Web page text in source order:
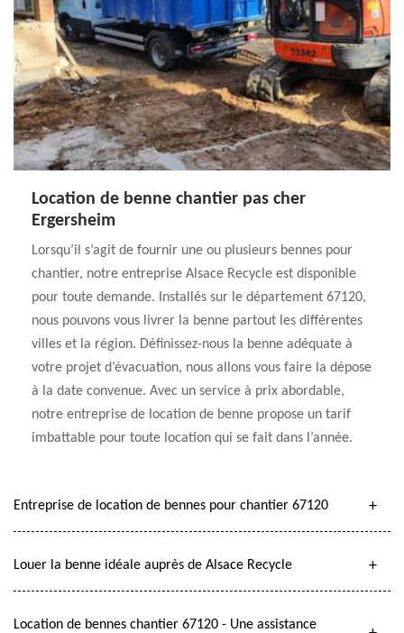
Location de benne chantier pas cher
Ergersheim
Lorsqu’il s’agit de fournir une ou plusieurs bennes pour
chantier, notre entreprise Alsace Recycle est disponible
pour toute demande. Installés sur le département 67120,
nous pouvons vous livrer la benne partout les différentes
villes et la région. Définissez-nous la benne adéquate à
votre projet d’évacuation, nous allons vous faire la dépose
à la date convenue. Avec un service à prix abordable,
notre entreprise de location de benne propose un tarif
imbattable pour toute location qui se fait dans l’année.
Entreprise de location de bennes pour chantier 67120
Louer la benne idéale auprès de Alsace Recycle
Location de bennes chantier 67120 - Une assistance